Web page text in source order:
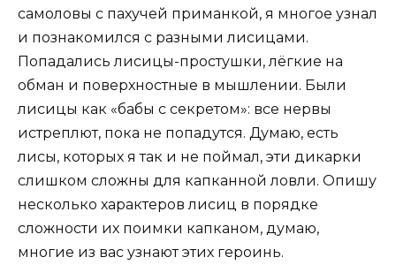
самоловы с пахучей приманкой, я многое узнал
и познакомился с разными лисицами.
Попадались лисицы-простушки, лёгкие на
обман и поверхностные в мышлении. Были
лисицы как «бабы с секретом»: все нервы
истреплют, пока не попадутся. Думаю, есть
лисы, которых я так и не поймал, эти дикарки
слишком сложны для капканной ловли. Опишу
несколько характеров лисиц в порядке
сложности их поимки капканом, думаю,
многие из вас узнают этих героинь.